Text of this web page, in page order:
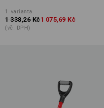
1 varianta
1 338,26 Kč1 075,69 Kč
(vč. DPH)